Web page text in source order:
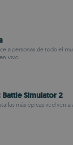
a personas de todo el
vivo
Battle Simulator 2
más épicas vuelven